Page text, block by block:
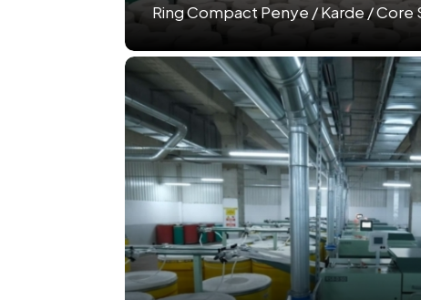
Ring Compact Penye / Karde / Core